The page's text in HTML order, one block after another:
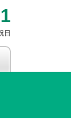
日